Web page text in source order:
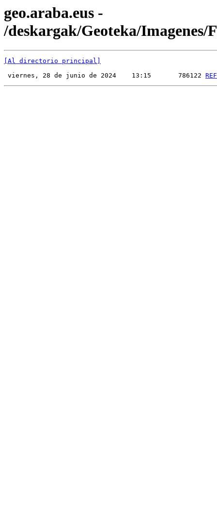
geo.araba.eus -
/deskargak/Geoteka/Imagenes/
[Al directorio principal]
viernes, 28 de junio de 2024    13:15       786122